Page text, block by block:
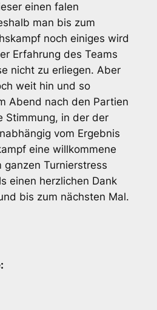
einen falen
man bis zum
noch einiges wird
Erfahrung des Teams
nicht zu erliegen. Aber
weit hin und so
Abend nach den Partien
Stimmung, in der der
vom Ergebnis
eine willkommene
Turnierstress
einen herzlichen Dank
bis zum nächsten Mal.